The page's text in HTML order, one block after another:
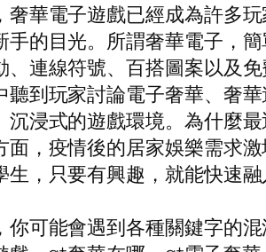
華電子遊戲已經成為許多
的目光。所謂奢華電子，
、連線符號、百搭圖案以及
到玩家討論電子奢華、奢
浸式的遊戲環境。為什麼
，疫情後的居家娛樂需求
，只要有興趣，就能快速融
可能會遇到各種關鍵字的